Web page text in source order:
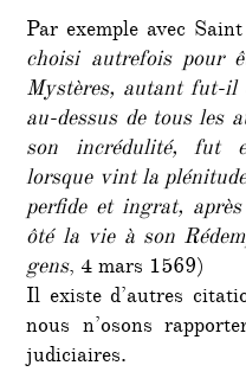
Par exemple avec
choisi autrefois pour
Mystères, autant fut-il
au-dessus de tous les
son incrédulité, fut
lorsque vint la
perfide et ingrat,
ôté la vie à son
gens, 4 mars 1569)
Il existe d’autres
nous n’osons
judiciaires.